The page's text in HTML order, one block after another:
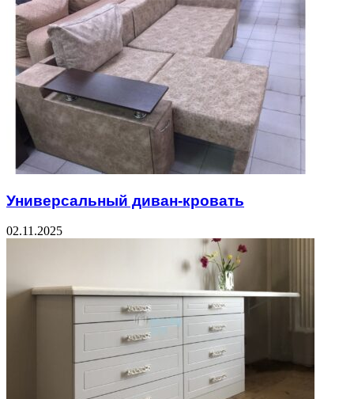
Универсальный диван-кровать
02.11.2025